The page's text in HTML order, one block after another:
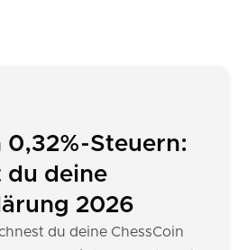
0,32%-Steuern:
du deine
2026
du deine ChessCoin